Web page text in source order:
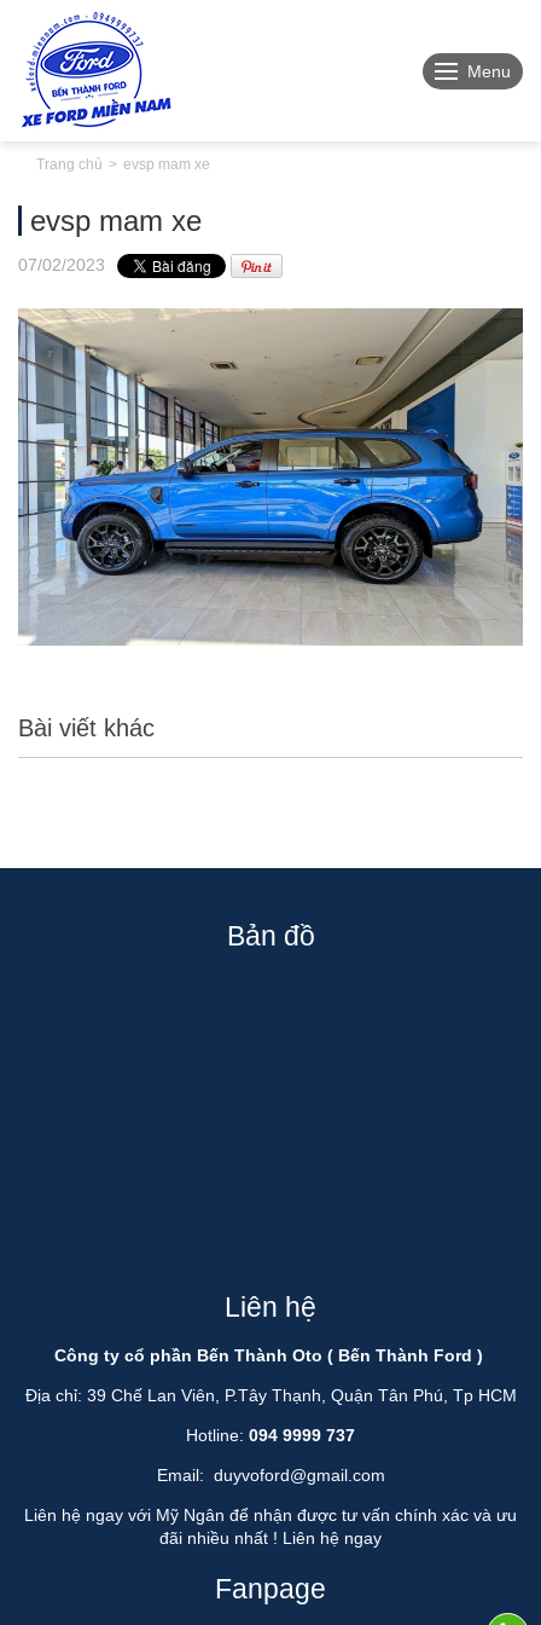
Menu
Trang chủ evsp mam xe
evsp mam xe
07/02/2023
Bài viết khác
Bản đồ
Liên hệ
Công ty cổ phần Bến Thành Oto ( Bến Thành Ford )
Địa chỉ: 39 Chế Lan Viên, P.Tây Thạnh, Quận Tân Phú, Tp HCM
Hotline: 094 9999 737
Email: duyvoford@gmail.com
Liên hệ ngay với Mỹ Ngân để nhận được tư vấn chính xác và ưu
đãi nhiều nhất ! Liên hệ ngay
Fanpage